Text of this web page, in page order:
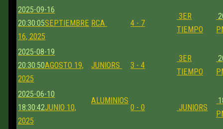
2025-09-16
20:30:05SEPTIEMBRE
16, 2025
RCA 4 - 7
3ER
TIEMPO
2025-08-19
20:30:50AGOSTO 19,
2025
JUNIORS 3 - 4
3ER
TIEMPO
2025-06-10
18:30:42JUNIO 10,
2025
ALUMINIOS
0 - 0 JUNIORS